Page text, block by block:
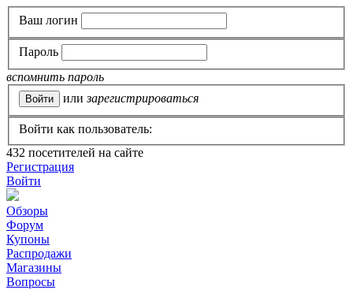
Ваш логин
Пароль
вспомнить пароль
или зарегистрироваться
Войти как пользователь:
432 посетителей на сайте
Регистрация
Войти
Обзоры
Форум
Купоны
Распродажи
Магазины
Вопросы